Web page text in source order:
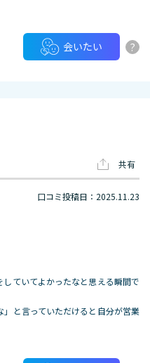
会いたい ?
共有
口コミ投稿日：2025.11.23
ていてよかったなと思える瞬間で
と言っていただけると自分が営業